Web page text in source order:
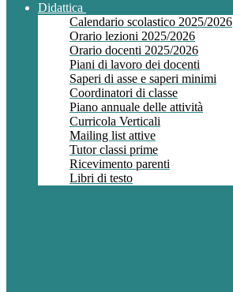
Didattica
Calendario scolastico 2025/2026
Orario lezioni 2025/2026
Orario docenti 2025/2026
Piani di lavoro dei docenti
Saperi di asse e saperi minimi
Coordinatori di classe
Piano annuale delle attività
Curricola Verticali
Mailing list attive
Tutor classi prime
Ricevimento parenti
Libri di testo